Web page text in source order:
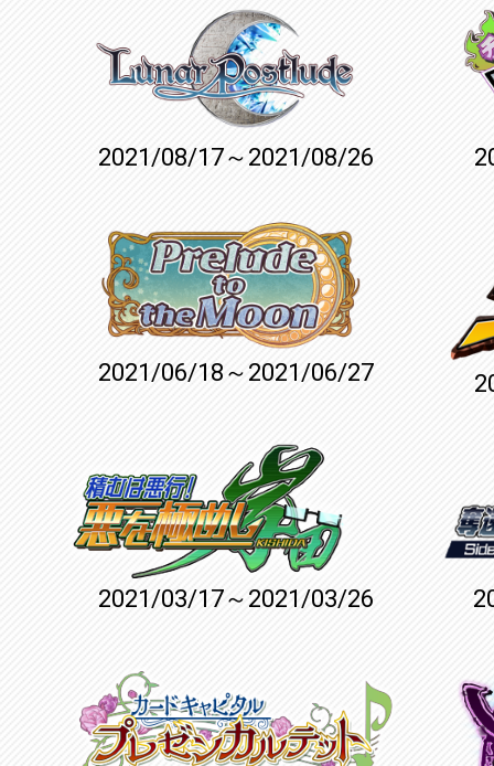
2021/08/17～2021/08/26
2021/06/18～2021/06/27
2021/03/17～2021/03/26